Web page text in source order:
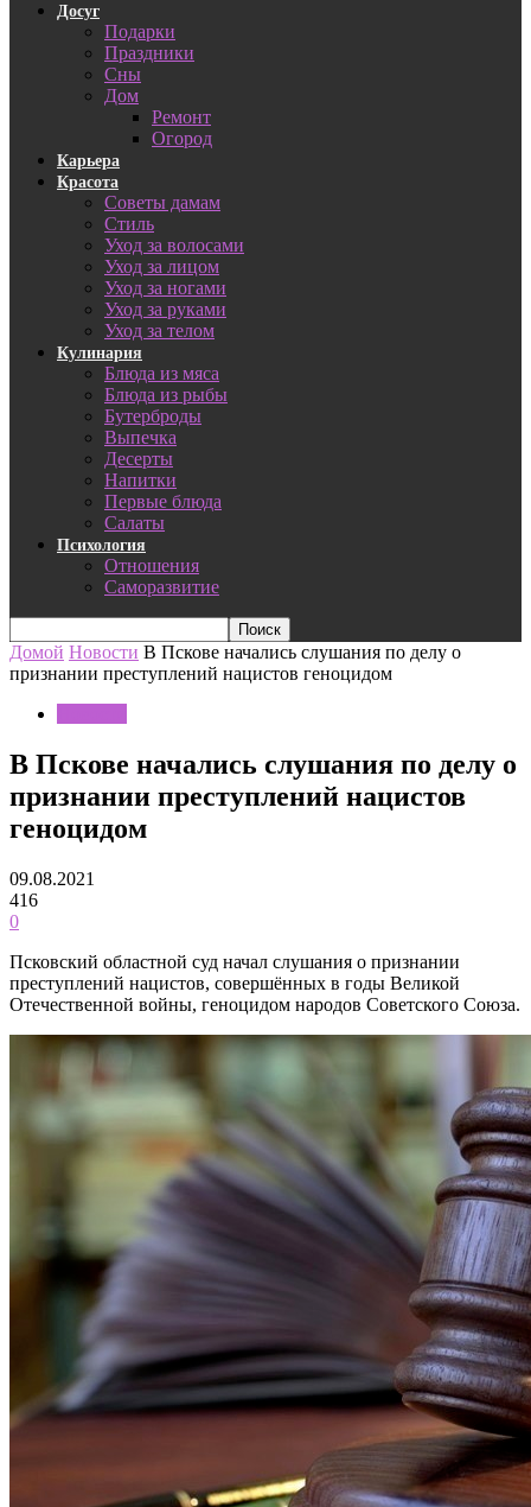
Досуг
Подарки
Праздники
Сны
Дом
Ремонт
Огород
Карьера
Красота
Советы дамам
Стиль
Уход за волосами
Уход за лицом
Уход за ногами
Уход за руками
Уход за телом
Кулинария
Блюда из мяса
Блюда из рыбы
Бутерброды
Выпечка
Десерты
Напитки
Первые блюда
Салаты
Психология
Отношения
Саморазвитие
Домой Новости В Пскове начались слушания по делу о
признании преступлений нацистов геноцидом
В Пскове начались слушания по делу о
признании преступлений нацистов
геноцидом
09.08.2021
416
0
Псковский областной суд начал слушания о признании
преступлений нацистов, совершённых в годы Великой
Отечественной войны, геноцидом народов Советского Союза.